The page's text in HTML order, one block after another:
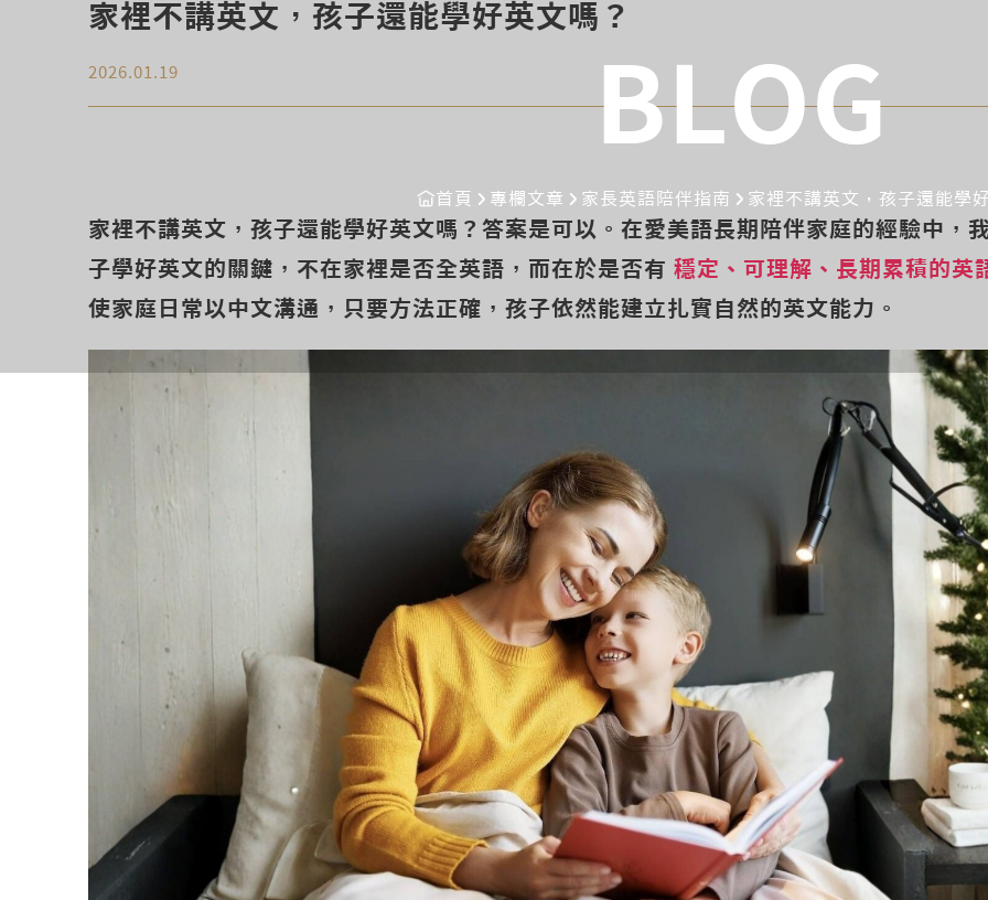
BLOG
首頁 專欄文章 家長英語陪伴指南 家裡不講英文，孩子還能學
家裡不講英文，孩子還能學好英文嗎？
2026.01.19
家裡不講英文，孩子還能學好英文嗎？答案是可以。在愛美語長期陪伴家庭的經驗中，
子學好英文的關鍵，不在家裡是否全英語，而在於是否有 穩定、可理解、長期累積的英
使家庭日常以中文溝通，只要方法正確，孩子依然能建立扎實自然的英文能力。